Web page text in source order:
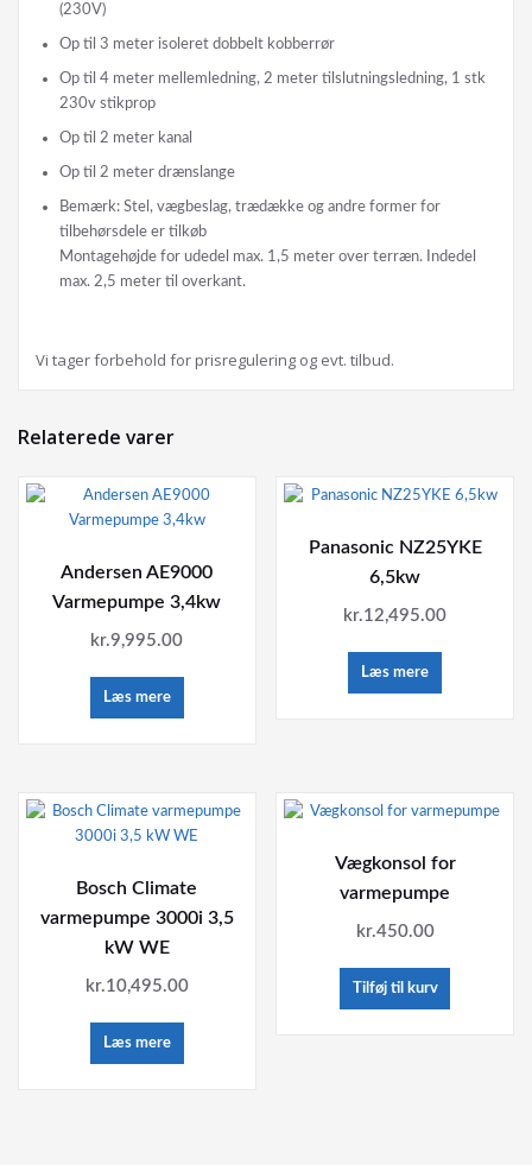
(230V)
Op til 3 meter isoleret dobbelt kobberrør
Op til 4 meter mellemledning, 2 meter tilslutningsledning, 1 stk
230v stikprop
Op til 2 meter kanal
Op til 2 meter drænslange
Bemærk: Stel, vægbeslag, trædække og andre former for
tilbehørsdele er tilkøb
Montagehøjde for udedel max. 1,5 meter over terræn. Indedel
max. 2,5 meter til overkant.
Vi tager forbehold for prisregulering og evt. tilbud.
Relaterede varer
Andersen AE9000
Varmepumpe 3,4kw
kr.9,995.00
Læs mere
Panasonic NZ25YKE
6,5kw
kr.12,495.00
Læs mere
Bosch Climate
varmepumpe 3000i 3,5
kW WE
kr.10,495.00
Læs mere
Vægkonsol for
varmepumpe
kr.450.00
Tilføj til kurv